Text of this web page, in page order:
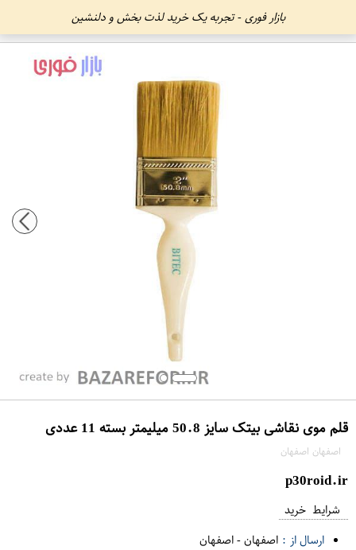
بازار فوری - تجربه یک خرید لذت بخش و دلنشین
قلم موی نقاشی بیتک سایز 50.8 میلیمتر بسته 11 عددی
اصفهان اصفهان
p30roid.ir
شرایط خرید
ارسال از : اصفهان-اصفهان